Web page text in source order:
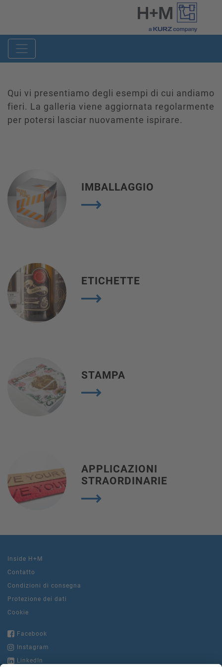
Qui vi presentiamo degli esempi di cui andiamo
fieri. La galleria viene aggiornata regolarmente
per potersi lasciar nuovamente ispirare.
IMBALLAGGIO
ETICHETTE
STAMPA
APPLICAZIONI
STRAORDINARIE
Inside H+M
Contatto
Condizioni di consegna
Protezione dei dati
Cookie
Facebook
Instagram
LinkedIn